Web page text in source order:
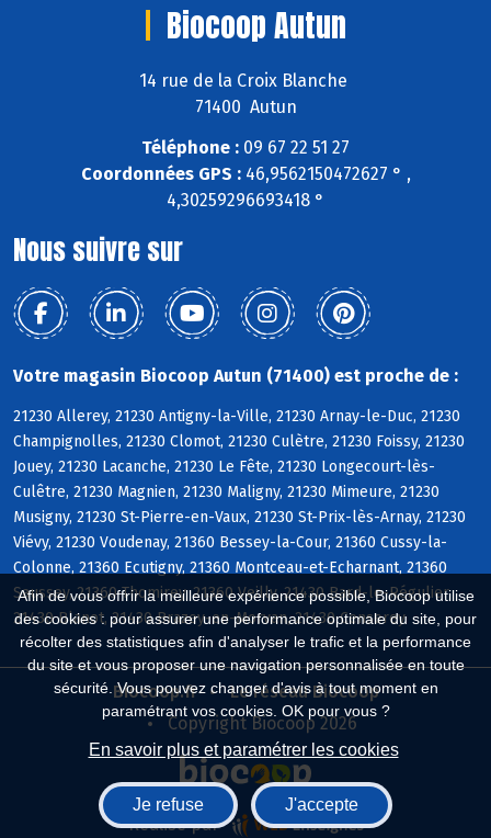
Afin de vous offrir la meilleure expérience possible, Biocoop utilise
des cookies : pour assurer une performance optimale du site, pour
récolter des statistiques afin d'analyser le trafic et la performance
du site et vous proposer une navigation personnalisée en toute
sécurité. Vous pouvez changer d'avis à tout moment en
paramétrant vos cookies. OK pour vous ?
En savoir plus et paramétrer les cookies
Je refuse J'accepte
Biocoop Autun
14 rue de la Croix Blanche
71400 Autun
Téléphone : 09 67 22 51 27
Coordonnées GPS :46,9562150472627 ° ,
4,30259296693418 °
Nous suivre sur
Votre magasin Biocoop Autun (71400) est proche de :
21230 Allerey, 21230 Antigny-la-Ville, 21230 Arnay-le-Duc, 21230
Champignolles, 21230 Clomot, 21230 Culètre, 21230 Foissy, 21230
Jouey, 21230 Lacanche, 21230 Le Fête, 21230 Longecourt-lès-
Culêtre, 21230 Magnien, 21230 Maligny, 21230 Mimeure, 21230
Musigny, 21230 St-Pierre-en-Vaux, 21230 St-Prix-lès-Arnay, 21230
Viévy, 21230 Voudenay, 21360 Bessey-la-Cour, 21360 Cussy-la-
Colonne, 21360 Ecutigny, 21360 Montceau-et-Echarnant, 21360
Saussey, 21360 Thomirey, 21360 Veilly, 21430 Bard-le-Régulier,
21430 Blanot, 21430 Brazey-en-Morvan, 21430 Censerey
Biocoop.fr
Le réseau Biocoop
Copyright Biocoop 2026
Réalisé par